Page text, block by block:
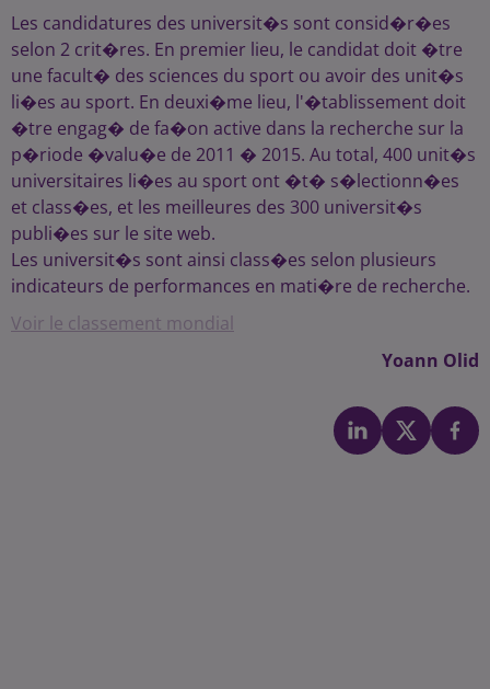
Les candidatures des universit�s sont consid�r�es
selon 2 crit�res. En premier lieu, le candidat doit �tre
une facult� des sciences du sport ou avoir des unit�s
li�es au sport. En deuxi�me lieu, l'�tablissement doit
�tre engag� de fa�on active dans la recherche sur la
p�riode �valu�e de 2011 � 2015. Au total, 400 unit�s
universitaires li�es au sport ont �t� s�lectionn�es
et class�es, et les meilleures des 300 universit�s
publi�es sur le site web.
Les universit�s sont ainsi class�es selon plusieurs
indicateurs de performances en mati�re de recherche.
Voir le classement mondial
Yoann Olid